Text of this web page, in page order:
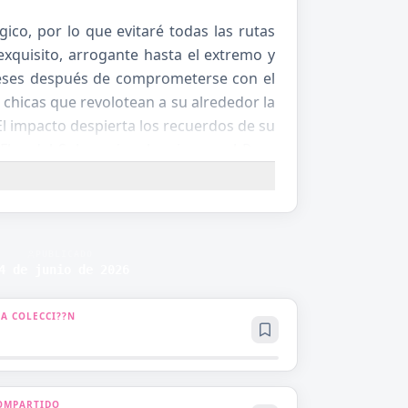
por lo que evitaré todas las rutas
arrogante hasta el extremo y
después de comprometerse con el
que revolotean a su alrededor la
impacto despierta los recuerdos de su
la heroína logra su final feliz o un bad
COLECCI??N